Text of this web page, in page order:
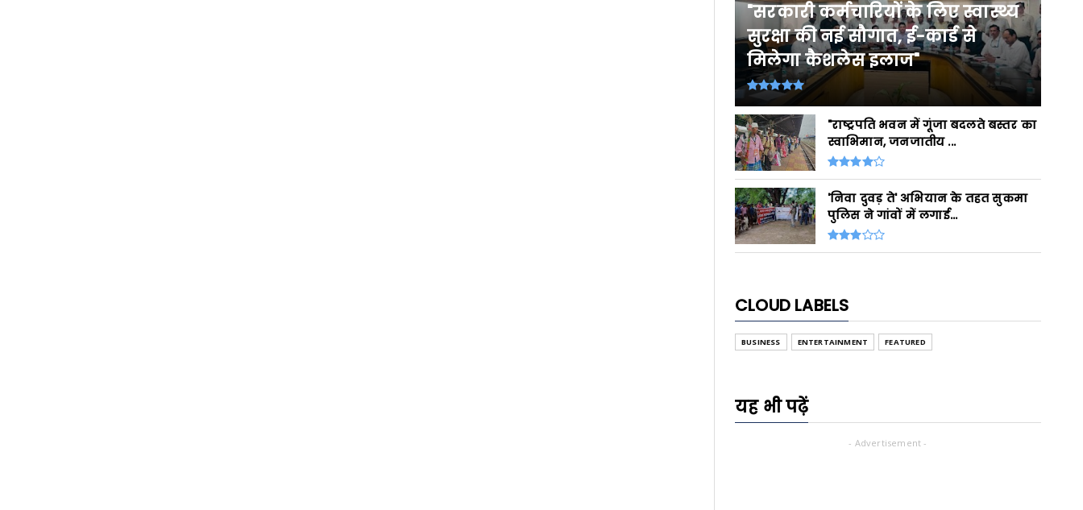
"सरकारी कर्मचारियों के लिए स्वास्थ्य
सुरक्षा की नई सौगात, ई-कार्ड से
मिलेगा कैशलेस इलाज"
"राष्ट्रपति भवन में गूंजा बदलते बस्तर का
स्वाभिमान, जनजातीय ...
'निवा दुवड़ ते' अभियान के तहत सुकमा
पुलिस ने गांवों में लगाई...
CLOUD LABELS
BUSINESS ENTERTAINMENT FEATURED
यह भी पढ़ें
- Advertisement -